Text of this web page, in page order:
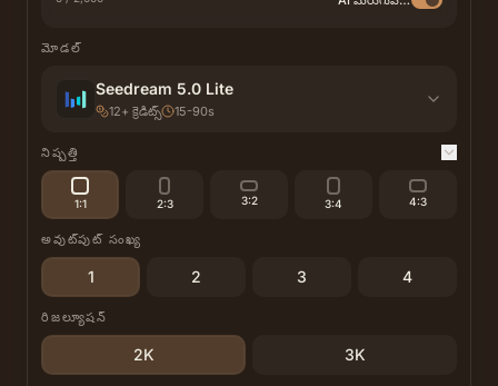
మోడల్
Seedream 5.0 Lite
12+ క్రెడిట్స్ 15-90s
నిష్పత్తి
1:1 2:3 3:2 3:4 4:3
అవుట్‌పుట్ సంఖ్య
1 2 3 4
రిజల్యూషన్
2K 3K